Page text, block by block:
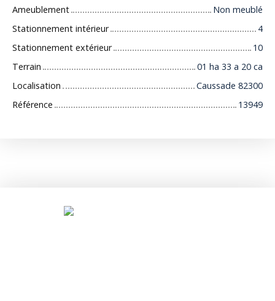
Ameublement
Non meublé
Stationnement intérieur
4
Stationnement extérieur
10
Terrain
01 ha 33 a 20 ca
Localisation
Caussade 82300
Référence
13949